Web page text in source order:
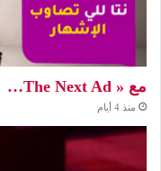
مع « The Next Ad…
منذ 4 أيام